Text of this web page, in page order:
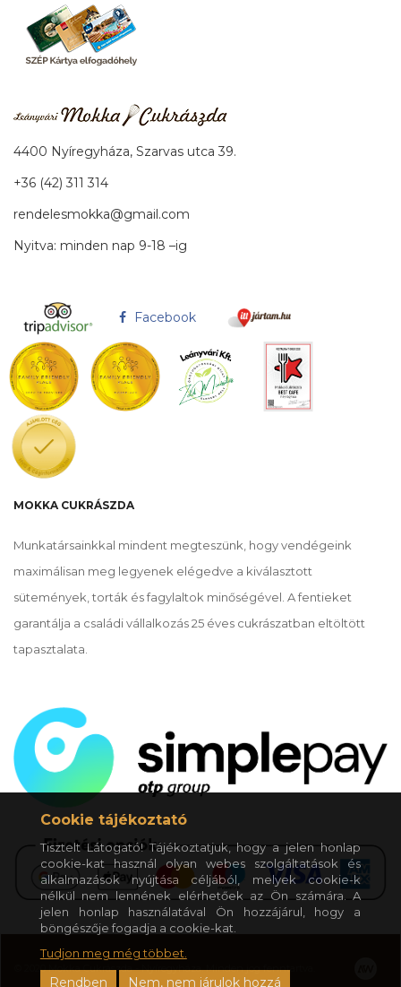
4400 Nyíregyháza, Szarvas utca 39.
+36 (42) 311 314
rendelesmokka@gmail.com
Nyitva: minden nap 9-18 –ig
Facebook
MOKKA CUKRÁSZDA
Munkatársainkkal mindent megteszünk, hogy vendégeink
maximálisan meg legyenek elégedve a kiválasztott
sütemények, torták és fagylaltok minőségével. A fentieket
garantálja a családi vállalkozás 25 éves cukrászatban eltöltött
tapasztalata.
© 2020 Mokka Cukrászda - Nyíregyháza. Minden jog fenntartva.
Cookie tájékoztató
Tisztelt Látogató! Tájékoztatjuk, hogy a jelen honlap
cookie-kat használ olyan webes szolgáltatások és
alkalmazások nyújtása céljából, melyek cookie-k
nélkül nem lennének elérhetőek az Ön számára. A
jelen honlap használatával Ön hozzájárul, hogy a
böngészője fogadja a cookie-kat.
Tudjon meg még többet.
Rendben Nem, nem járulok hozzá